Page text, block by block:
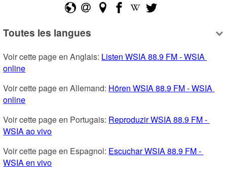
Toutes les langues
Voir cette page en Anglais: Listen WSIA 88.9 FM - WSIA
online
Voir cette page en Allemand: Hören WSIA 88.9 FM - WSIA
online
Voir cette page en Portugais: Reproduzir WSIA 88.9 FM -
WSIA ao vivo
Voir cette page en Espagnol: Escuchar WSIA 88.9 FM -
WSIA en vivo